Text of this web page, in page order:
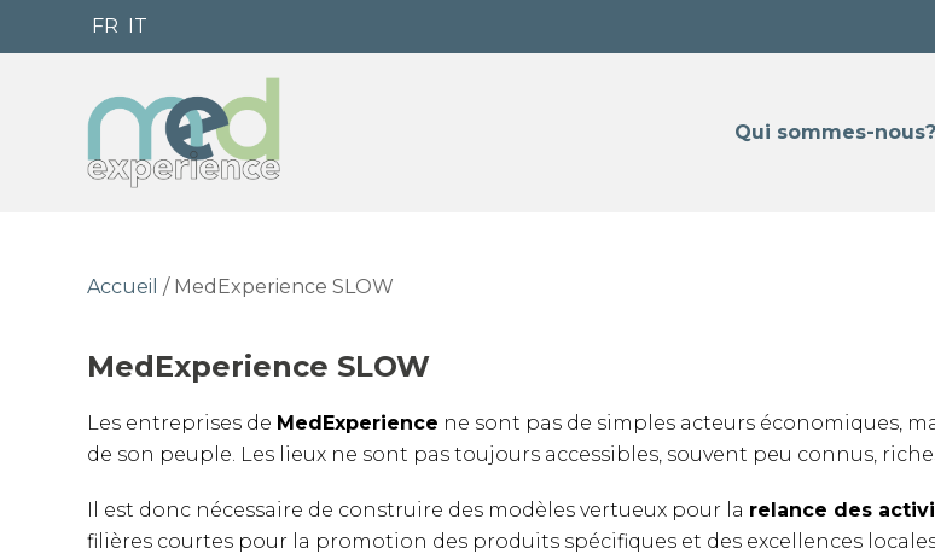
FR IT
Qui sommes-nous?
Accueil / MedExperience SLOW
MedExperience SLOW
Les entreprises de MedExperience ne sont pas de simples acteurs économiques,
de son peuple. Les lieux ne sont pas toujours accessibles, souvent peu connus,
Il est donc nécessaire de construire des modèles vertueux pour la relance des
filières courtes pour la promotion des produits spécifiques et des excellences